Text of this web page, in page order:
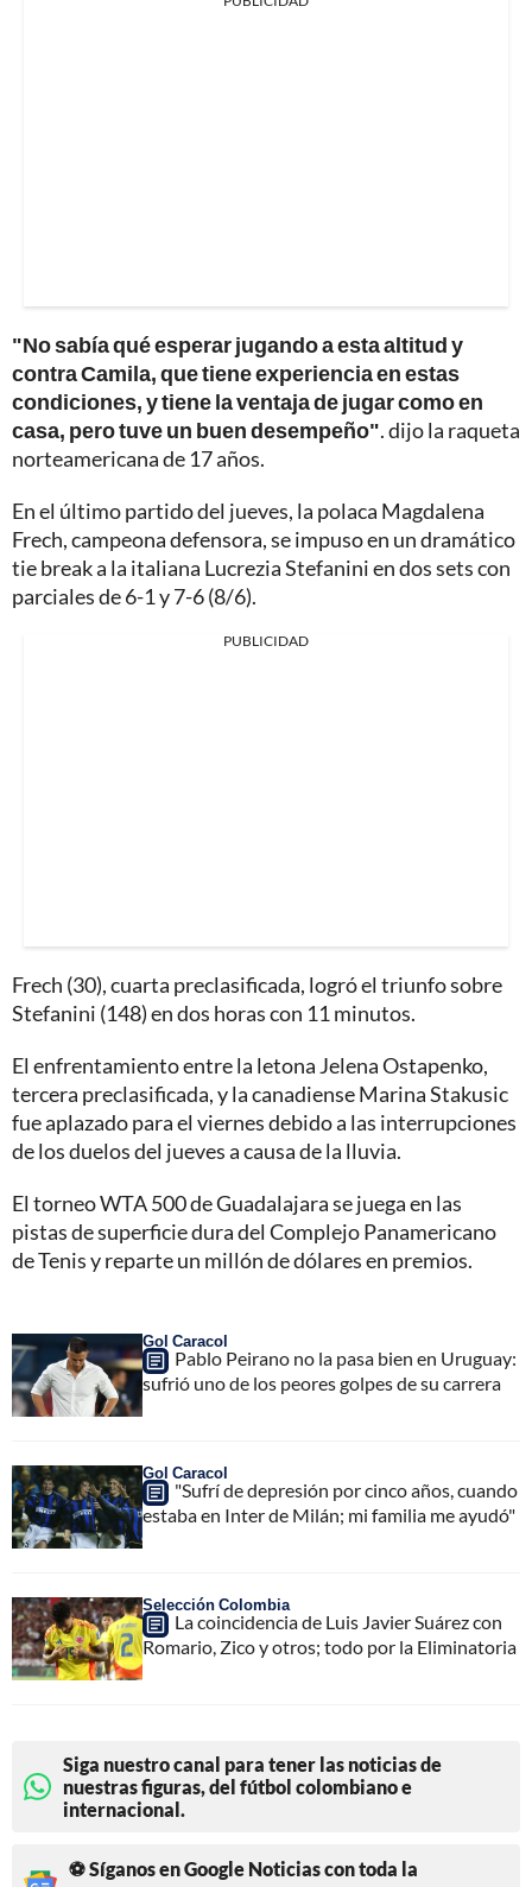
"No sabía qué esperar jugando a esta altitud y
contra Camila, que tiene experiencia en estas
condiciones, y tiene la ventaja de jugar como en
casa, pero tuve un buen desempeño". dijo la raqueta
norteamericana de 17 años.
En el último partido del jueves, la polaca Magdalena
Frech, campeona defensora, se impuso en un dramático
tie break a la italiana Lucrezia Stefanini en dos sets con
parciales de 6-1 y 7-6 (8/6).
PUBLICIDAD
Frech (30), cuarta preclasificada, logró el triunfo sobre
Stefanini (148) en dos horas con 11 minutos.
El enfrentamiento entre la letona Jelena Ostapenko,
tercera preclasificada, y la canadiense Marina Stakusic
fue aplazado para el viernes debido a las interrupciones
de los duelos del jueves a causa de la lluvia.
El torneo WTA 500 de Guadalajara se juega en las
pistas de superficie dura del Complejo Panamericano
de Tenis y reparte un millón de dólares en premios.
Gol Caracol
Pablo Peirano no la pasa bien en Uruguay:
sufrió uno de los peores golpes de su carrera
Gol Caracol
"Sufrí de depresión por cinco años, cuando
estaba en Inter de Milán; mi familia me ayudó"
Selección Colombia
La coincidencia de Luis Javier Suárez con
Romario, Zico y otros; todo por la Eliminatoria
Siga nuestro canal para tener las noticias de
nuestras figuras, del fútbol colombiano e
internacional.
⚽ Síganos en Google Noticias con toda la